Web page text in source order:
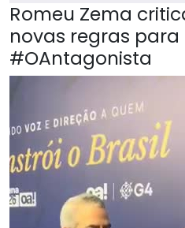
Romeu Zema
novas regras para
#OAntagonista